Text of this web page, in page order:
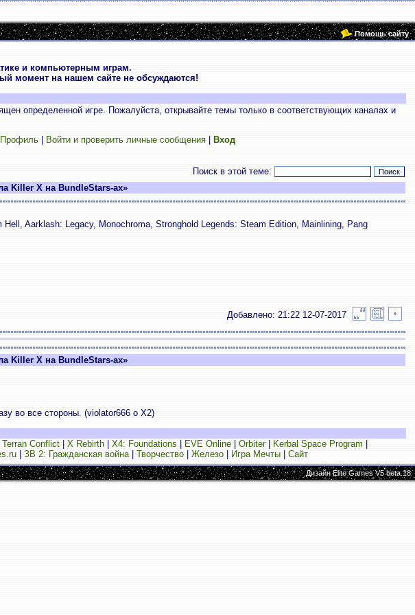
Помощь сайту
и компьютерным играм.
момент на нашем сайте не обсуждаются!
определенной игре. Пожалуйста, открывайте темы только в соответствующих каналах и
Профиль| Войти и проверить личные сообщения| Вход
Поиск в этой теме:
Killer X на BundleStars-ах»
Aarklash: Legacy, Monochroma, Stronghold Legends: Steam Edition, Mainlining, Pang
Добавлено: 21:22 12-07-2017
Killer X на BundleStars-ах»
во все стороны. (violator666 о Х2)
Conflict| X Rebirth| X4: Foundations EVE Online| Orbiter| Kerbal Space Program
| ЗВ 2: Гражданская война| Творчество| Железо| Игра Мечты| Сайт
Дизайн Elite Games V5 beta.18